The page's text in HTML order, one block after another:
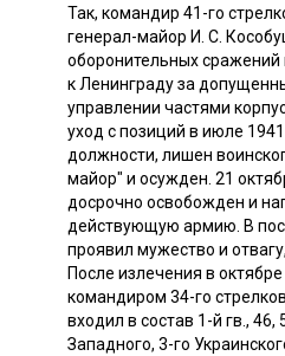
Так, командир 41-го
генерал-майор И. С.
оборонительных сражений
к Ленинграду за
управлении частями
уход с позиций в июле
должности, лишен
майор" и осужден. 21
досрочно освобожден и
действующую армию. В
проявил мужество и
После излечения в
командиром 34-го
входил в состав 1-й гв.,
Западного, 3-го